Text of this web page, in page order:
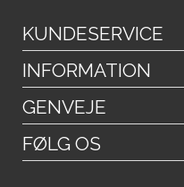
KUNDESERVICE
INFORMATION
GENVEJE
FØLG OS